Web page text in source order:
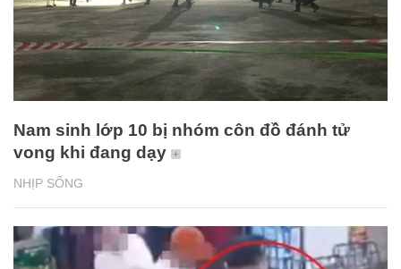
NHỊP SỐNG
Nam sinh lớp 10 bị nhóm côn đồ đánh tử
vong khi đang dạy